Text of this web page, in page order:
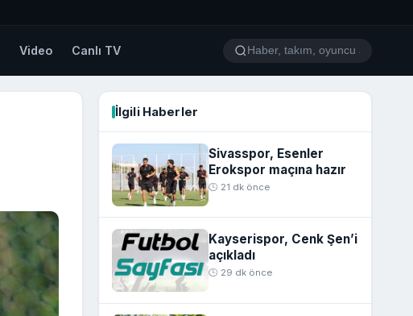
Video Canlı TV
İlgili Haberler
Sivasspor, Esenler
Erokspor maçına hazır
🕒 21 dk önce
Kayserispor, Cenk Şen’i
açıkladı
🕒 29 dk önce